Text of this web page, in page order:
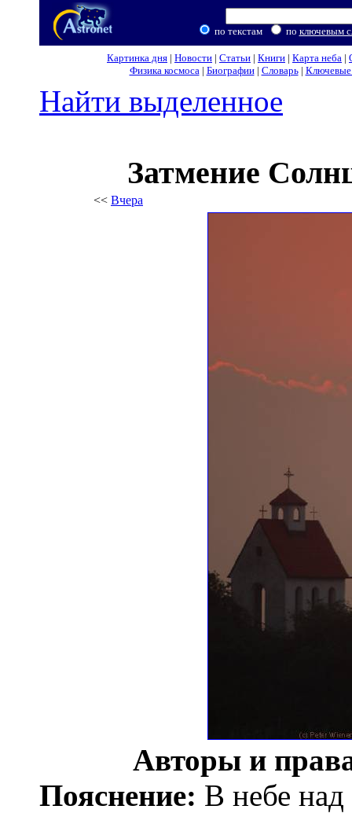
по текстам по ключевым
Картинка дня | Новости | Статьи | Книги | Карта неба |
Физика космоса| Биографии| Словарь| Ключевые
Найти выделенное
Затмение
<< Вчера
Авторы и
Пояснение: В небе